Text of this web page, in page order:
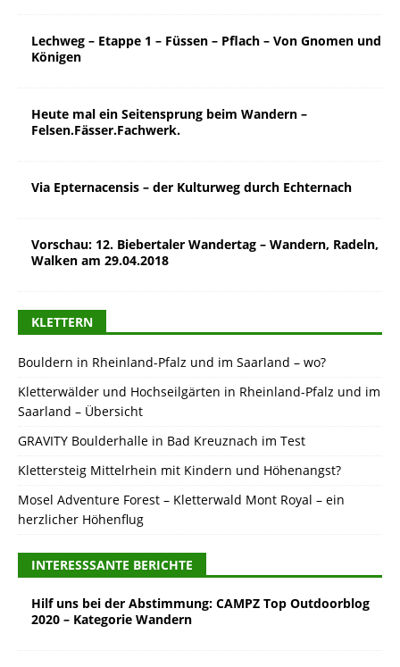
Lechweg – Etappe 1 – Füssen – Pflach – Von Gnomen und
Königen
Heute mal ein Seitensprung beim Wandern –
Felsen.Fässer.Fachwerk.
Via Epternacensis – der Kulturweg durch Echternach
Vorschau: 12. Biebertaler Wandertag – Wandern, Radeln,
Walken am 29.04.2018
KLETTERN
Bouldern in Rheinland-Pfalz und im Saarland – wo?
Kletterwälder und Hochseilgärten in Rheinland-Pfalz und im
Saarland – Übersicht
GRAVITY Boulderhalle in Bad Kreuznach im Test
Klettersteig Mittelrhein mit Kindern und Höhenangst?
Mosel Adventure Forest – Kletterwald Mont Royal – ein
herzlicher Höhenflug
INTERESSSANTE BERICHTE
Hilf uns bei der Abstimmung: CAMPZ Top Outdoorblog
2020 – Kategorie Wandern